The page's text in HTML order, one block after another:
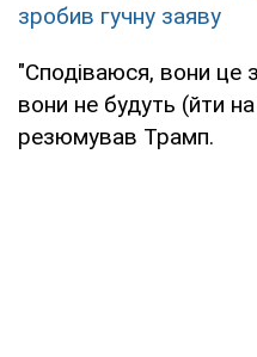
зробив гучну заяву
"Сподіваюся, вони це
вони не будуть (йти
резюмував Трамп.